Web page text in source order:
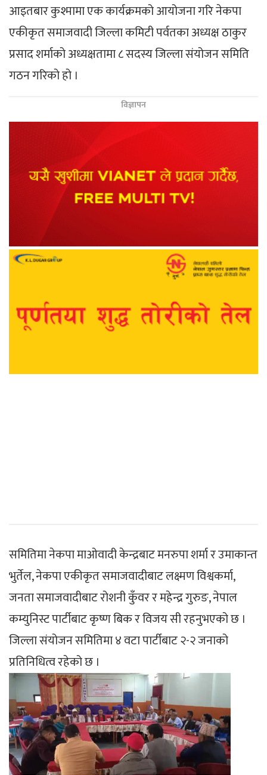
आइतबार कुश्मामा एक कार्यक्रमको आयोजना गरि नेकपा
एकीकृत समाजवादी जिल्ला कमिटी पर्वतका अध्यक्ष ठाकुर
प्रसाद शर्माको अध्यक्षतामा ८ सदस्य जिल्ला संयोजन समिति
गठन गरिको हो ।
विज्ञापन
समितिमा नेकपा माओवादी केन्द्रबाट मनरुपा शर्मा र उमाकान्त
भुर्तेल, नेकपा एकीकृत समाजवादीबाट लक्ष्मण विश्वकर्मा,
जनता समाजवादीबाट रोशनी कुँवर र महेन्द्र गुरुङ, नेपाल
कम्युनिस्ट पार्टीबाट कृष्ण बिक र विजय सी रहनुभएको छ ।
जिल्ला संयोजन समितिमा ४ वटा पार्टीबाट २-२ जनाको
प्रतिनिधित्व रहेको छ ।